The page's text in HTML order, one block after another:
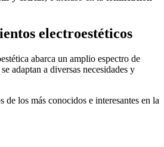
electroestéticos
abarca un amplio espectro de
adaptan a diversas necesidades y
de los más conocidos e interesantes en la